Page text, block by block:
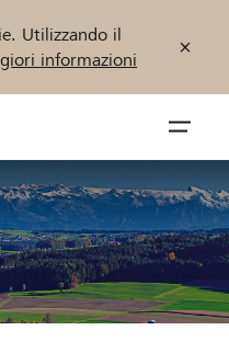
Utilizzando il
informazioni
öffnen